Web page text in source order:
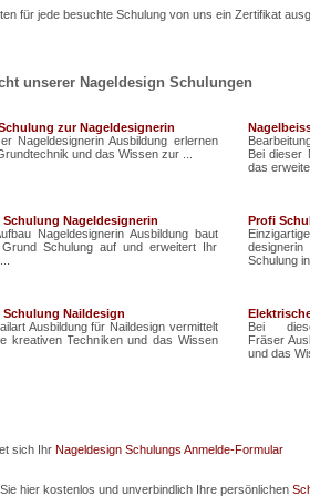
für jede besuchte Schulung von uns ein Zertifikat
unserer Nageldesign Schulungen
zur Nageldesignerin
Nageldesignerin Ausbildung erlernen
und das Wissen zur ...
Nageldesignerin
Nageldesignerin Ausbildung baut
Schulung auf und erweitert Ihr
Schulung Naildesign
Ausbildung für Naildesign vermittelt
kreativen Techniken und das Wissen
Bei dieser
das
Profi
Schulung
Bei
Fräser
und das
sich Ihr Nageldesign Schulungs Anmelde-Formular
hier kostenlos und unverbindlich Ihre persönlichen